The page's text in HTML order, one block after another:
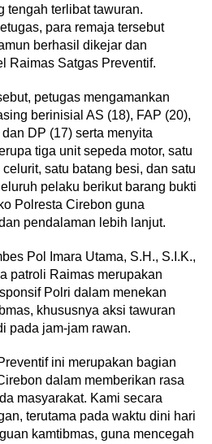
tengah terlibat tawuran.
para remaja tersebut
berhasil dikejar dan
Raimas Satgas Preventif.
petugas mengamankan
berinisial AS (18), FAP (20),
DP (17) serta menyita
tiga unit sepeda motor, satu
satu batang besi, dan satu
pelaku berikut barang bukti
Polresta Cirebon guna
pendalaman lebih lanjut.
Pol Imara Utama, S.H., S.I.K.,
patroli Raimas merupakan
Polri dalam menekan
khususnya aksi tawuran
pada jam-jam rawan.
ini merupakan bagian
dalam memberikan rasa
masyarakat. Kami secara
terutama pada waktu dini hari
kamtibmas, guna mencegah